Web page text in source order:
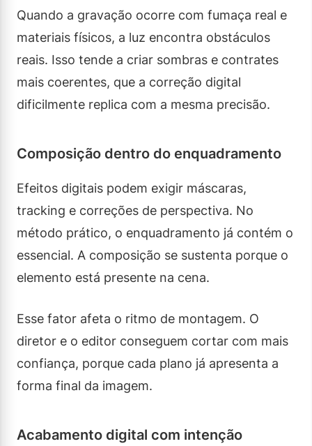
Quando a gravação ocorre com fumaça real e
materiais físicos, a luz encontra obstáculos
reais. Isso tende a criar sombras e contrates
mais coerentes, que a correção digital
dificilmente replica com a mesma precisão.
Composição dentro do enquadramento
Efeitos digitais podem exigir máscaras,
tracking e correções de perspectiva. No
método prático, o enquadramento já contém o
essencial. A composição se sustenta porque o
elemento está presente na cena.
Esse fator afeta o ritmo de montagem. O
diretor e o editor conseguem cortar com mais
confiança, porque cada plano já apresenta a
forma final da imagem.
Acabamento digital com intenção